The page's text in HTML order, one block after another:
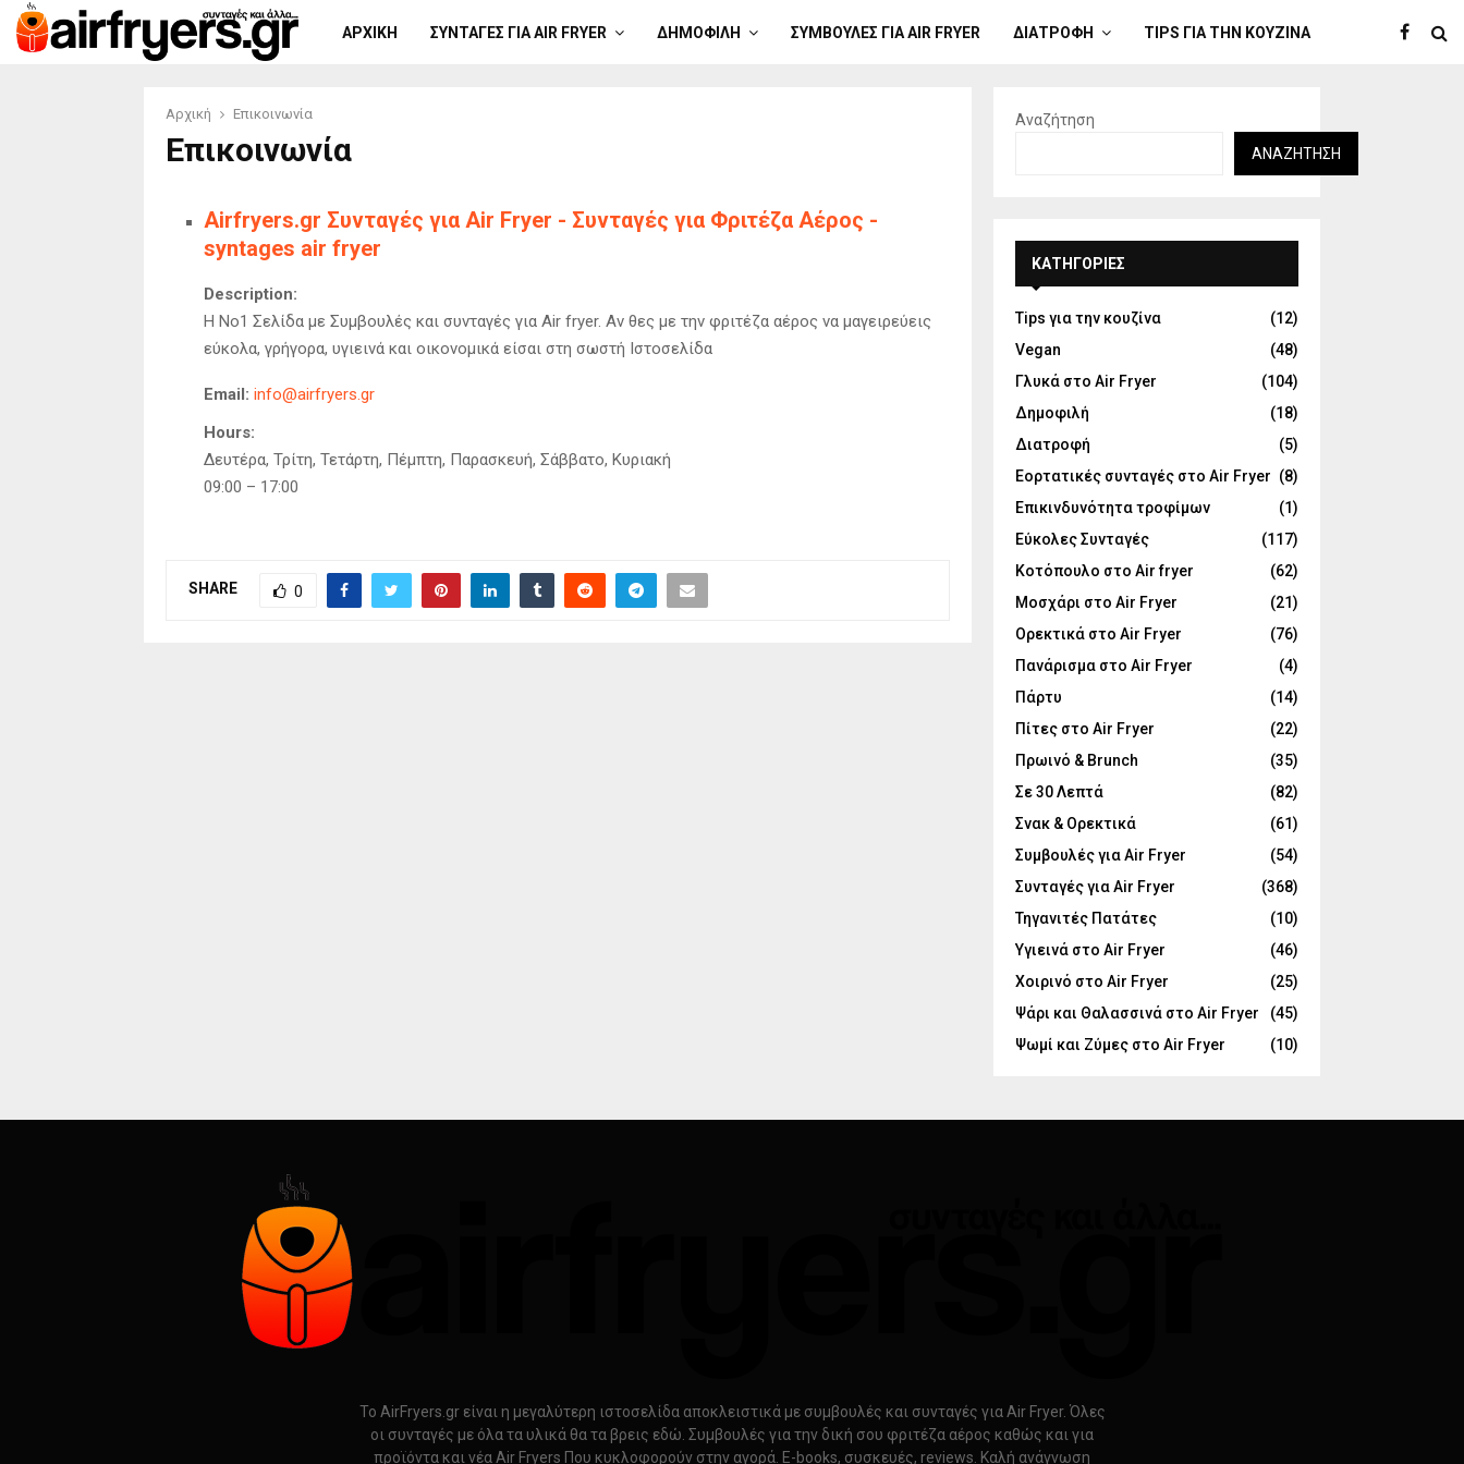
ΑΡΧΙΚΉ ΣΥΝΤΑΓΈΣ ΓΙΑ AIR FRYER ΔΗΜΟΦΙΛΉ ΣΥΜΒΟΥΛΈΣ ΓΙΑ AIR FRYER ΔΙΑΤΡΟΦΉ TIPS ΓΙΑ ΤΗΝ ΚΟΥΖΊΝΑ
Αρχική Επικοινωνία
Επικοινωνία
Airfryers.gr Συνταγές για Air Fryer - Συνταγές για Φριτέζα Αέρος -
syntages air fryer
Description:
Η Νο1 Σελίδα με Συμβουλές και συνταγές για Air fryer. Αν θες με την φριτέζα αέρος να μαγειρεύεις
εύκολα, γρήγορα, υγιεινά και οικονομικά είσαι στη σωστή Ιστοσελίδα
Email: info@airfryers.gr
Hours:
Δευτέρα, Τρίτη, Τετάρτη, Πέμπτη, Παρασκευή, Σάββατο, Κυριακή
09:00 – 17:00
SHARE 0
Αναζήτηση
ΑΝΑΖΉΤΗΣΗ
KΑΤΗΓΟΡΊΕΣ
Tips για την κουζίνα
(12)
Vegan
(48)
Γλυκά στο Air Fryer
(104)
Δημοφιλή
(18)
Διατροφή
(5)
Εορτατικές συνταγές στο Air Fryer (8)
Επικινδυνότητα τροφίμων
(1)
Εύκολες Συνταγές
(117)
Κοτόπουλο στο Air fryer
(62)
Μοσχάρι στο Air Fryer
(21)
Ορεκτικά στο Air Fryer
(76)
Πανάρισμα στο Air Fryer
(4)
Πάρτυ
(14)
Πίτες στο Air Fryer
(22)
Πρωινό & Brunch
(35)
Σε 30 Λεπτά
(82)
Σνακ & Ορεκτικά
(61)
Συμβουλές για Air Fryer
(54)
Συνταγές για Air Fryer
(368)
Τηγανιτές Πατάτες
(10)
Υγιεινά στο Air Fryer
(46)
Χοιρινό στο Air Fryer
(25)
Ψάρι και Θαλασσινά στο Air Fryer
(45)
Ψωμί και Ζύμες στο Air Fryer
(10)
Το AirFryers.gr είναι η μεγαλύτερη ιστοσελίδα αποκλειστικά με συμβουλές και συνταγές για Air Fryer. Όλες
οι συνταγές με όλα τα υλικά θα τα βρεις εδώ. Συμβουλές για την δική σου φριτέζα αέρος καθώς και για
προϊόντα και νέα Air Fryers Που κυκλοφορούν στην αγορά. E-books, συσκευές, reviews. Καλή ανάγνωση